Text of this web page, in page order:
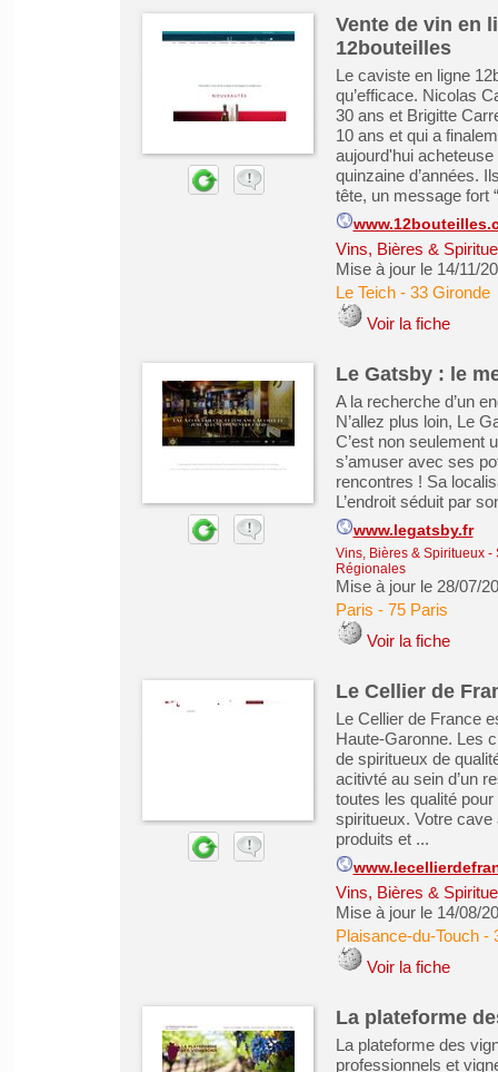
Vente de vin en
12bouteilles
Le caviste en ligne
qu’efficace. Nicolas
30 ans et Brigitte
10 ans et qui a
aujourd'hui
quinzaine d’années.
tête, un message fort
Vins, Bières &
Mise à jour le 14/11/
Le Teich- 33 Gironde
Voir la fiche
Le Gatsby : le
A la recherche d’un
N’allez plus loin, Le
C’est non seulement
s’amuser avec ses
rencontres ! Sa
L’endroit séduit par
www.legatsby.fr
Vins, Bières & Spiritueux-
Régionales
Mise à jour le 28/07/
Paris - 75 Paris
Voir la fiche
Le Cellier de
Le Cellier de France
Haute-Garonne. Les
de spiritueux de
acitivté au sein d’un
toutes les qualité
spiritueux. Votre cave
produits et ...
Vins, Bières &
Mise à jour le 14/08/
Plaisance-du-Touch-
Voir la fiche
La plateforme
La plateforme des
professionnels et